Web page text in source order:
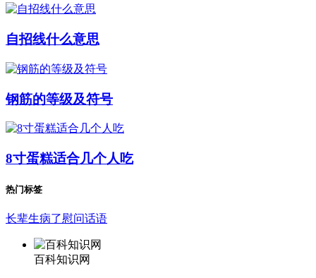
自招线什么意思
钢筋的等级及符号
8寸蛋糕适合几个人吃
热门标签
长辈生病了慰问话语
百科知识网